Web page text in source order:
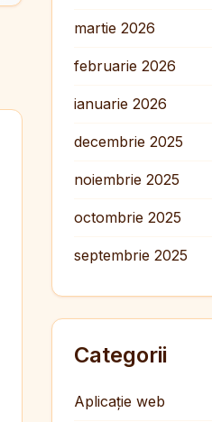
martie 2026
februarie 2026
ianuarie 2026
decembrie 2025
noiembrie 2025
octombrie 2025
septembrie 2025
Categorii
Aplicație web